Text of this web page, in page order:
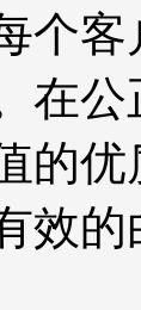
个
在
的
效